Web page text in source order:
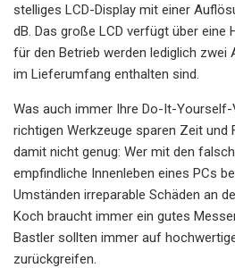
stelliges LCD-Display mit einer
dB. Das große LCD verfügt über eine
für den Betrieb werden lediglich zwei
im Lieferumfang enthalten sind.
Was auch immer Ihre Do-It-Yourself-
richtigen Werkzeuge sparen Zeit und
damit nicht genug: Wer mit den
empfindliche Innenleben eines PCs
Umständen irreparable Schäden an
Koch braucht immer ein gutes
Bastler sollten immer auf
zurückgreifen.